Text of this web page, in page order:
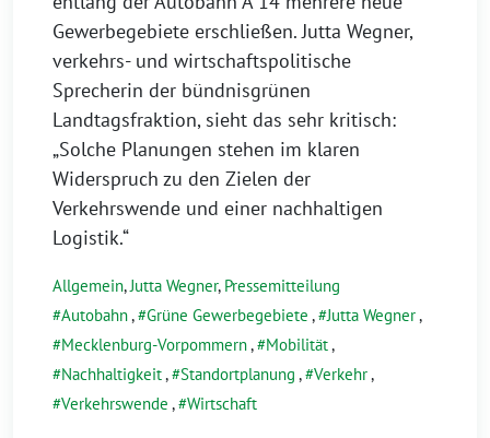
Gewerbegebiete erschließen. Jutta Wegner,
verkehrs- und wirtschaftspolitische
Sprecherin der bündnisgrünen
Landtagsfraktion, sieht das sehr kritisch:
„Solche Planungen stehen im klaren
Widerspruch zu den Zielen der
Verkehrswende und einer nachhaltigen
Logistik.“
Allgemein,Jutta Wegner, Pressemitteilung
Autobahn, Grüne Gewerbegebiete , Jutta Wegner,
Mecklenburg-Vorpommern, Mobilität,
Nachhaltigkeit, Standortplanung , Verkehr,
Verkehrswende , Wirtschaft